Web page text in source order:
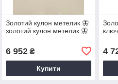
Золотий кулон метелик 🦋
золотий кулон метелик 🦋
6 952₴
Купити
4